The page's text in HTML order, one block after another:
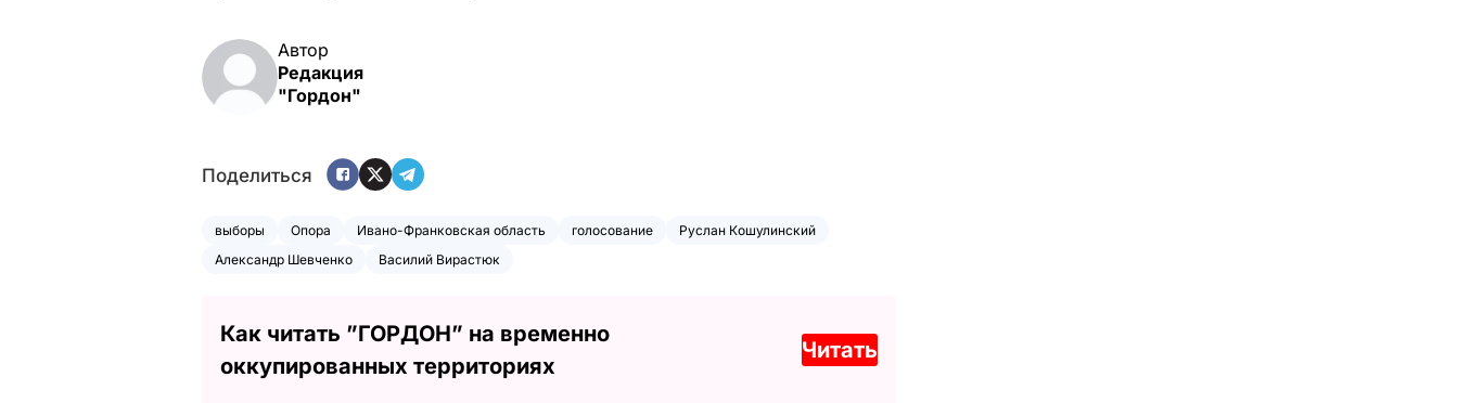
Автор
Редакция
"Гордон"
Поделиться
выборы Опора Ивано-Франковская область голосование
Руслан Кошулинский
Александр Шевченко
Василий Вирастюк
Как читать ”ГОРДОН” на временно
оккупированных территориях
Читать